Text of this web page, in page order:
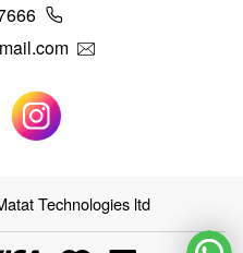
Technologies ltd